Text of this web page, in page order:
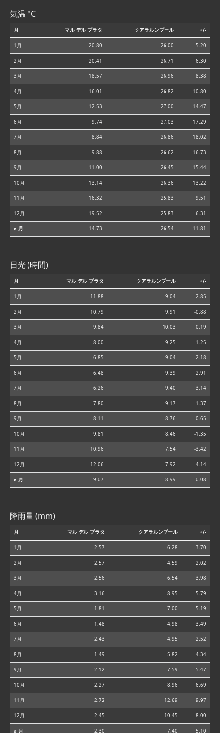
気温 °C
月 マル デル プラタ クアラルンプール +/-
1月 20.80 26.00 5.20
2月 20.41 26.71 6.30
3月 18.57 26.96 8.38
4月 16.01 26.82 10.80
5月 12.53 27.00 14.47
6月 9.74 27.03 17.29
7月 8.84 26.86 18.02
8月 9.88 26.62 16.73
9月 11.00 26.45 15.44
10月 13.14 26.36 13.22
11月 16.32 25.83 9.51
12月 19.52 25.83 6.31
⌀ 月 14.73 26.54 11.81
日光 (時間)
月 マル デル プラタ クアラルンプール +/-
1月 11.88 9.04 -2.85
2月 10.79 9.91 -0.88
3月 9.84 10.03 0.19
4月 8.00 9.25 1.25
5月 6.85 9.04 2.18
6月 6.48 9.39 2.91
7月 6.26 9.40 3.14
8月 7.80 9.17 1.37
9月 8.11 8.76 0.65
10月 9.81 8.46 -1.35
11月 10.96 7.54 -3.42
12月 12.06 7.92 -4.14
⌀ 月 9.07 8.99 -0.08
降雨量 (mm)
月 マル デル プラタ クアラルンプール +/-
1月 2.57 6.28 3.70
2月 2.57 4.59 2.02
3月 2.56 6.54 3.98
4月 3.16 8.95 5.79
5月 1.81 7.00 5.19
6月 1.48 4.98 3.49
7月 2.43 4.95 2.52
8月 1.49 5.82 4.34
9月 2.12 7.59 5.47
10月 2.27 8.96 6.69
11月 2.72 12.69 9.97
12月 2.45 10.45 8.00
⌀ 月 2.30 7.40 5.10